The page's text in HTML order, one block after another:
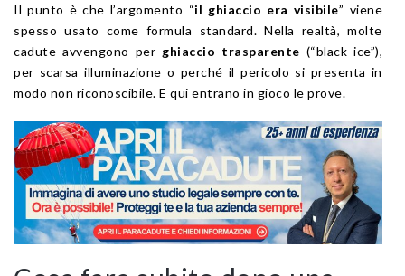
Il punto è che l’argomento “il ghiaccio era visibile” viene
spesso usato come formula standard. Nella realtà, molte
cadute avvengono per ghiaccio trasparente (“black ice”),
per scarsa illuminazione o perché il pericolo si presenta in
modo non riconoscibile. E qui entrano in gioco le prove.